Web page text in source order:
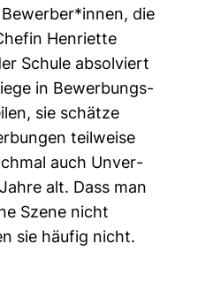
die
Hen­ri­ette
Schule absol­viert
in Bewer­bungs­
sie schätze
teil­weise
auch Unver­
alt. Dass man
Szene nicht
sie häufig nicht.